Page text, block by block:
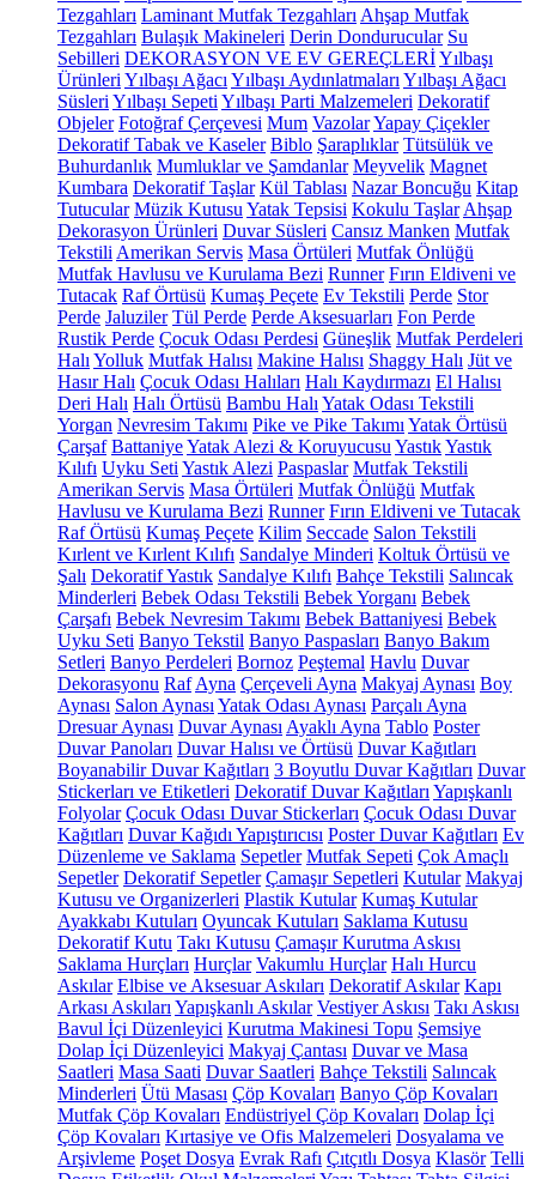
Tezgahları Laminant Mutfak Tezgahları Ahşap Mutfak
Tezgahları Bulaşık Makineleri Derin Dondurucular Su
Sebilleri DEKORASYON VE EV GEREÇLERİYılbaşı
Ürünleri Yılbaşı Ağacı Yılbaşı Aydınlatmaları Yılbaşı Ağacı
Süsleri Yılbaşı Sepeti Yılbaşı Parti Malzemeleri Dekoratif
Objeler Fotoğraf Çerçevesi Mum VazolarYapay Çiçekler
Dekoratif Tabak ve Kaseler Biblo Şaraplıklar Tütsülük ve
Buhurdanlık Mumluklar ve Şamdanlar Meyvelik Magnet
Kumbara Dekoratif Taşlar Kül Tablası Nazar Boncuğu Kitap
Tutucular Müzik Kutusu Yatak Tepsisi Kokulu Taşlar Ahşap
Dekorasyon Ürünleri Duvar Süsleri Cansız Manken Mutfak
Tekstili Amerikan Servis Masa Örtüleri Mutfak Önlüğü
Mutfak Havlusu ve Kurulama Bezi Runner Fırın Eldiveni ve
Tutacak Raf Örtüsü Kumaş Peçete Ev Tekstili Perde Stor
Perde Jaluziler Tül Perde Perde Aksesuarları Fon Perde
Rustik Perde Çocuk Odası Perdesi Güneşlik Mutfak Perdeleri
Halı Yolluk Mutfak Halısı Makine Halısı Shaggy Halı Jüt ve
Hasır Halı Çocuk Odası Halıları Halı Kaydırmazı El Halısı
Deri Halı Halı Örtüsü Bambu Halı Yatak Odası Tekstili
Yorgan Nevresim Takımı Pike ve Pike Takımı Yatak Örtüsü
Çarşaf BattaniyeYatak Alezi & Koruyucusu YastıkYastık
Kılıfı Uyku Seti Yastık Alezi Paspaslar Mutfak Tekstili
Amerikan Servis Masa Örtüleri Mutfak Önlüğü Mutfak
Havlusu ve Kurulama Bezi Runner Fırın Eldiveni ve Tutacak
Raf Örtüsü Kumaş Peçete Kilim Seccade Salon Tekstili
Kırlent ve Kırlent Kılıfı Sandalye Minderi Koltuk Örtüsü ve
Şalı Dekoratif Yastık Sandalye Kılıfı Bahçe Tekstili Salıncak
Minderleri Bebek Odası Tekstili Bebek Yorganı Bebek
Çarşafı Bebek Nevresim Takımı Bebek Battaniyesi Bebek
Uyku Seti Banyo Tekstil Banyo Paspasları Banyo Bakım
Setleri Banyo Perdeleri Bornoz Peştemal Havlu Duvar
Dekorasyonu Raf Ayna Çerçeveli Ayna Makyaj Aynası Boy
Aynası Salon Aynası Yatak Odası Aynası Parçalı Ayna
Dresuar Aynası Duvar Aynası Ayaklı Ayna Tablo Poster
Duvar Panoları Duvar Halısı ve Örtüsü Duvar Kağıtları
Boyanabilir Duvar Kağıtları 3 Boyutlu Duvar Kağıtları Duvar
Stickerları ve Etiketleri Dekoratif Duvar Kağıtları Yapışkanlı
Folyolar Çocuk Odası Duvar Stickerları Çocuk Odası Duvar
Kağıtları Duvar Kağıdı Yapıştırıcısı Poster Duvar Kağıtları Ev
Düzenleme ve Saklama Sepetler Mutfak Sepeti Çok Amaçlı
Sepetler Dekoratif Sepetler Çamaşır Sepetleri Kutular Makyaj
Kutusu ve Organizerleri Plastik Kutular Kumaş Kutular
Ayakkabı Kutuları Oyuncak Kutuları Saklama Kutusu
Dekoratif Kutu Takı Kutusu Çamaşır Kurutma Askısı
Saklama Hurçları Hurçlar Vakumlu Hurçlar Halı Hurcu
Askılar Elbise ve Aksesuar Askıları Dekoratif Askılar Kapı
Arkası Askıları Yapışkanlı Askılar Vestiyer Askısı Takı Askısı
Bavul İçi Düzenleyici Kurutma Makinesi Topu Şemsiye
Dolap İçi Düzenleyici Makyaj Çantası Duvar ve Masa
Saatleri Masa Saati Duvar Saatleri Bahçe Tekstili Salıncak
Minderleri Ütü Masası Çöp Kovaları Banyo Çöp Kovaları
Mutfak Çöp Kovaları Endüstriyel Çöp Kovaları Dolap İçi
Çöp Kovaları Kırtasiye ve Ofis Malzemeleri Dosyalama ve
Arşivleme Poşet Dosya Evrak Rafı Çıtçıtlı Dosya Klasör Telli